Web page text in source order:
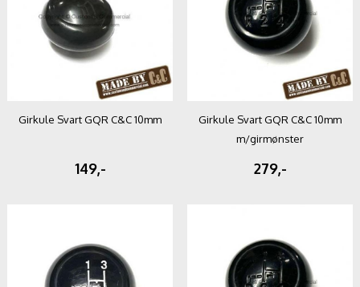
Girkule Svart GQR C&C 10mm
149,-
Girkule Svart GQR C&C 10mm
m/girmønster
279,-